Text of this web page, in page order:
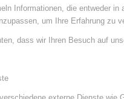
Informationen, die entweder
um Ihre Erfahrung zu
dass wir Ihren Besuch auf